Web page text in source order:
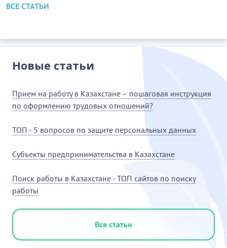
ВСЕ СТАТЬИ
Новые статьи
Прием на работу в Казахстане – пошаговая инструкция
по оформлению трудовых отношений?
ТОП - 5 вопросов по защите персональных данных
Субъекты предпринимательства в Казахстане
Поиск работы в Казахстане - ТОП сайтов по поиску
работы
Все статьи